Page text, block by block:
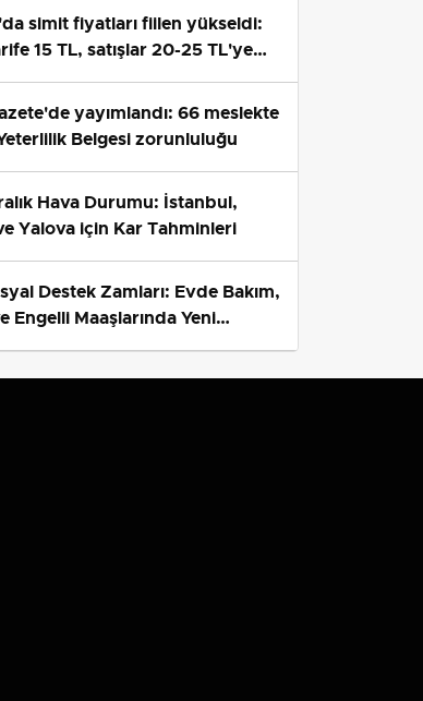
simit fiyatları fiilen yükseldi:
15 TL, satışlar 20-25 TL'ye
yayımlandı: 66 meslekte
Belgesi zorunluluğu
Hava Durumu: İstanbul,
Yalova için Kar Tahminleri
Destek Zamları: Evde Bakım,
Engelli Maaşlarında Yeni